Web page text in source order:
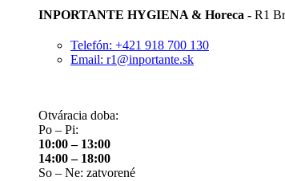
INPORTANTE HYGIENA & Horeca - R1
Telefón: +421 918 700 130
Email: r1@inportante.sk
Otváracia doba:
Po – Pi:
10:00 – 13:00
14:00 – 18:00
So – Ne: zatvorené